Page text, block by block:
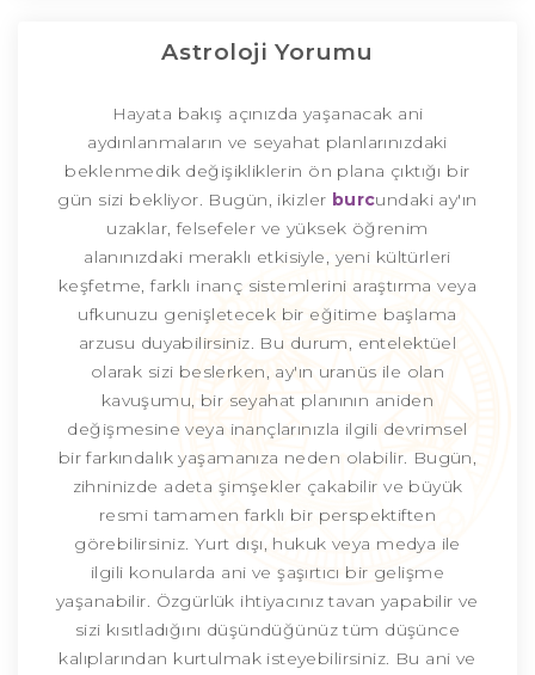
Astroloji Yorumu
Hayata bakış açınızda yaşanacak ani
aydınlanmaların ve seyahat planlarınızdaki
beklenmedik değişikliklerin ön plana çıktığı bir
gün sizi bekliyor. Bugün, ikizler burcundaki ay'ın
uzaklar, felsefeler ve yüksek öğrenim
alanınızdaki meraklı etkisiyle, yeni kültürleri
keşfetme, farklı inanç sistemlerini araştırma veya
ufkunuzu genişletecek bir eğitime başlama
arzusu duyabilirsiniz. Bu durum, entelektüel
olarak sizi beslerken, ay'ın uranüs ile olan
kavuşumu, bir seyahat planının aniden
değişmesine veya inançlarınızla ilgili devrimsel
bir farkındalık yaşamanıza neden olabilir. Bugün,
zihninizde adeta şimşekler çakabilir ve büyük
resmi tamamen farklı bir perspektiften
görebilirsiniz. Yurt dışı, hukuk veya medya ile
ilgili konularda ani ve şaşırtıcı bir gelişme
yaşanabilir. Özgürlük ihtiyacınız tavan yapabilir ve
sizi kısıtladığını düşündüğünüz tüm düşünce
kalıplarından kurtulmak isteyebilirsiniz. Bu ani ve